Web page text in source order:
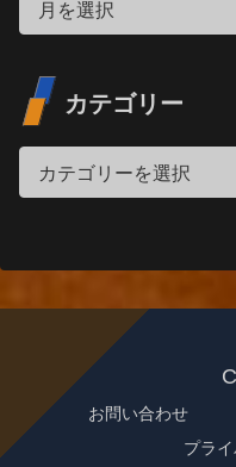
カテゴリー
お問い合わせ
プラ